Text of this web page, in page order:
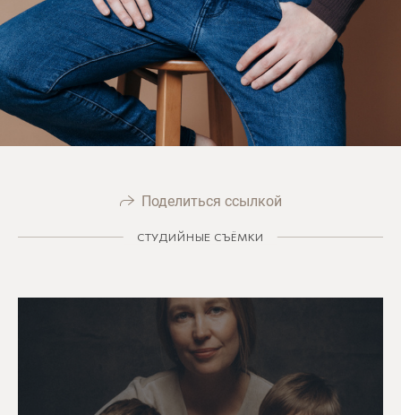
Поделиться ссылкой
СТУДИЙНЫЕ СЪЁМКИ